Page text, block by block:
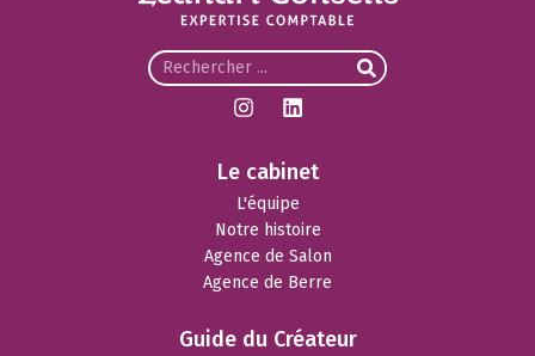
Le cabinet
L'équipe
Notre histoire
Agence de Salon
Agence de Berre
Guide du Créateur